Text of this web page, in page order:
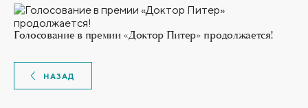
Голосование в премии «Доктор Питер» продолжается!
НАЗАД